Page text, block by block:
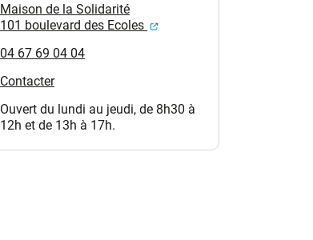
Maison de la Solidarité
101 boulevard des Ecoles
(ouverture dans un nouvel
04 67 69 04 04
Contacter
Ouvert du lundi au jeudi, de 8h30 à
12h et de 13h à 17h.